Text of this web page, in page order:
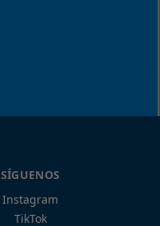
SÍGUENOS
Instagram
TikTok